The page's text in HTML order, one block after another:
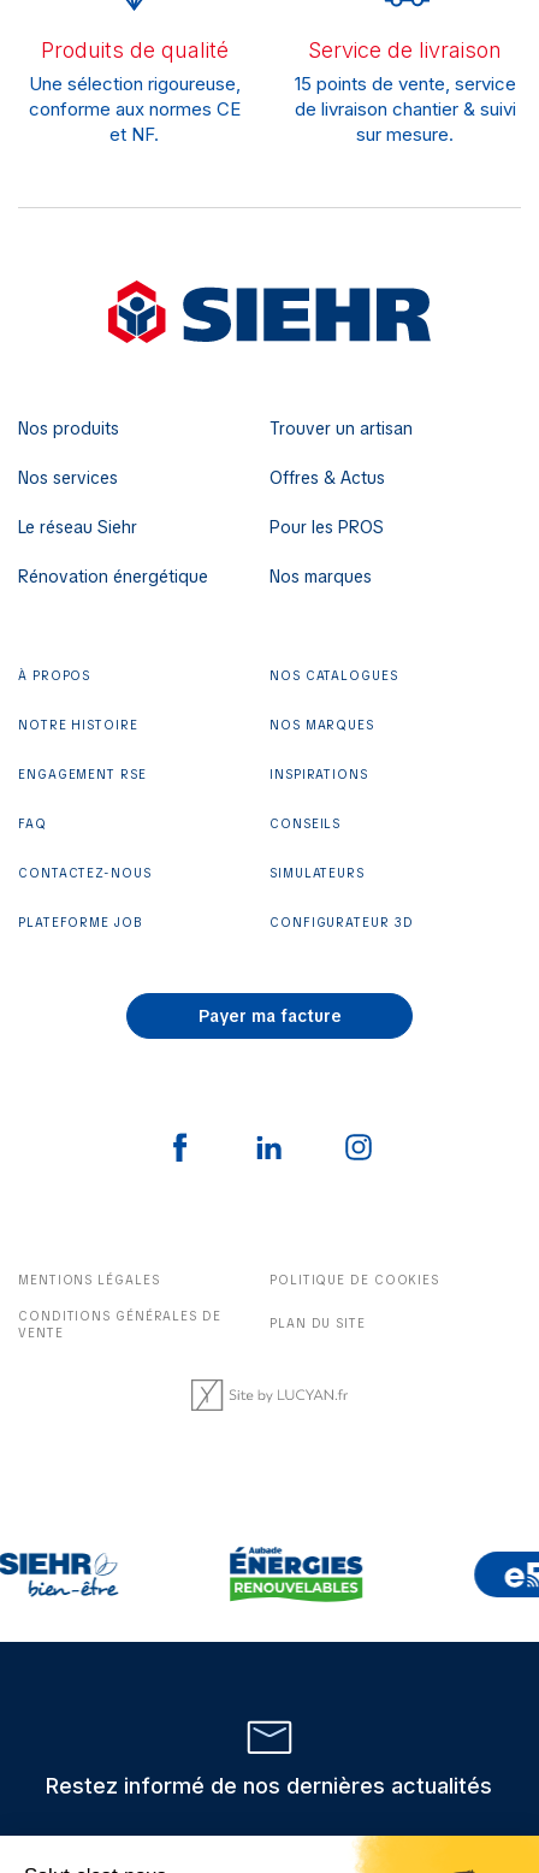
Produits de qualité
Une sélection rigoureuse,
conforme aux normes CE
et NF.
Service de livraison
15 points de vente, service
de livraison chantier & suivi
sur mesure.
Nos produits
Nos services
Le réseau Siehr
Rénovation énergétique
Trouver un artisan
Offres & Actus
Pour les PROS
Nos marques
À PROPOS
NOTRE HISTOIRE
ENGAGEMENT RSE
FAQ
CONTACTEZ-NOUS
PLATEFORME JOB
NOS CATALOGUES
NOS MARQUES
INSPIRATIONS
CONSEILS
SIMULATEURS
CONFIGURATEUR 3D
Payer ma facture
MENTIONS LÉGALES POLITIQUE DE COOKIES
CONDITIONS GÉNÉRALES DE
VENTE
PLAN DU SITE
Restez informé de nos dernières actualités